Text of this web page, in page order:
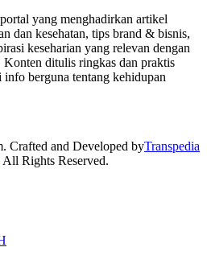
yang menghadirkan artikel
dan kesehatan, tips brand & bisnis,
keseharian yang relevan dengan
ditulis ringkas dan praktis
berguna tentang kehidupan
Crafted and Developed byTranspedia
All Rights Reserved.